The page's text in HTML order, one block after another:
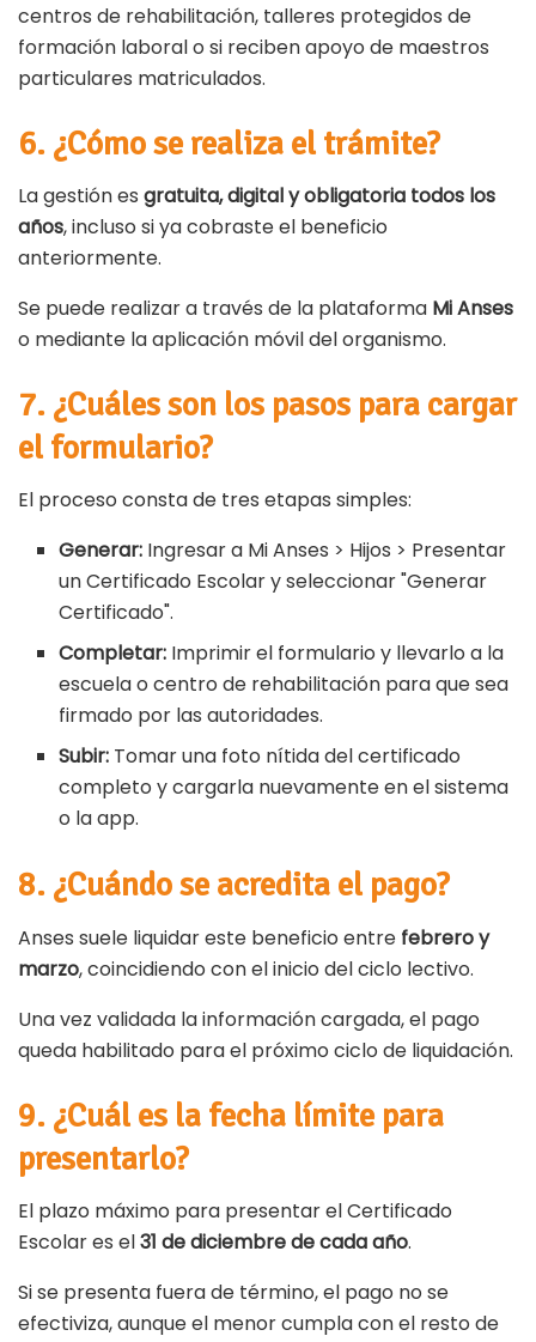
centros de rehabilitación, talleres protegidos de
formación laboral o si reciben apoyo de maestros
particulares matriculados.
6. ¿Cómo se realiza el trámite?
La gestión es gratuita, digital y obligatoria todos los
años, incluso si ya cobraste el beneficio
anteriormente.
Se puede realizar a través de la plataforma Mi Anses
o mediante la aplicación móvil del organismo.
7. ¿Cuáles son los pasos para cargar
el formulario?
El proceso consta de tres etapas simples:
Generar: Ingresar a Mi Anses > Hijos > Presentar
un Certificado Escolar y seleccionar "Generar
Certificado".
Completar: Imprimir el formulario y llevarlo a la
escuela o centro de rehabilitación para que sea
firmado por las autoridades.
Subir: Tomar una foto nítida del certificado
completo y cargarla nuevamente en el sistema
o la app.
8. ¿Cuándo se acredita el pago?
Anses suele liquidar este beneficio entre febrero y
marzo, coincidiendo con el inicio del ciclo lectivo.
Una vez validada la información cargada, el pago
queda habilitado para el próximo ciclo de liquidación.
9. ¿Cuál es la fecha límite para
presentarlo?
El plazo máximo para presentar el Certificado
Escolar es el31 de diciembre de cada año.
Si se presenta fuera de término, el pago no se
efectiviza, aunque el menor cumpla con el resto de